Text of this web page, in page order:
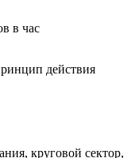
в час
действия
круговой сектор,